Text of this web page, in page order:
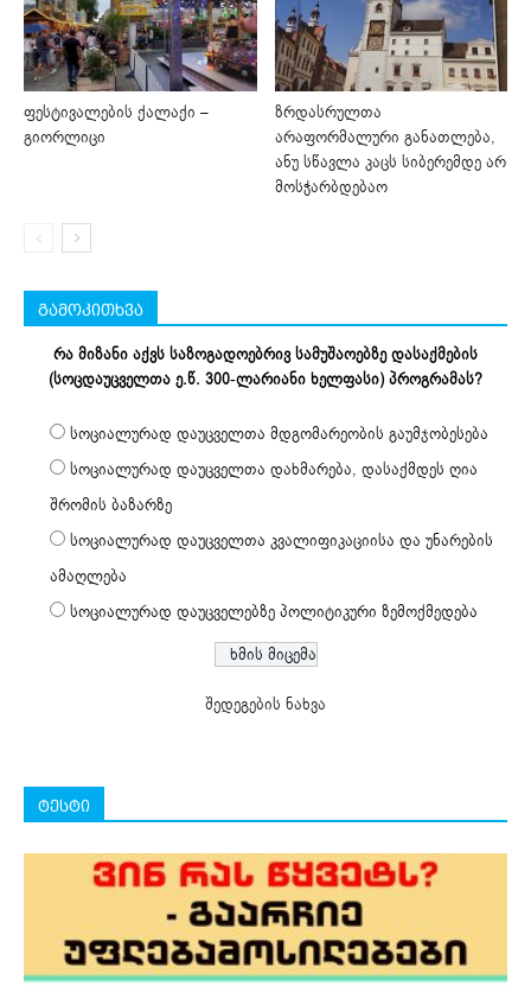
ფესტივალების ქალაქი –
გიორლიცი
ზრდასრულთა
არაფორმალური განათლება,
ანუ სწავლა კაცს სიბერემდე არ
მოსჭარბდებაო
გამოკითხვა
რა მიზანი აქვს საზოგადოებრივ სამუშაოებზე დასაქმების
(სოცდაუცველთა ე.წ. 300-ლარიანი ხელფასი) პროგრამას?
სოციალურად დაუცველთა მდგომარეობის გაუმჯობესება
სოციალურად დაუცველთა დახმარება, დასაქმდეს ღია
შრომის ბაზარზე
სოციალურად დაუცველთა კვალიფიკაციისა და უნარების
ამაღლება
სოციალურად დაუცველებზე პოლიტიკური ზემოქმედება
შედეგების ნახვა
ტესტი